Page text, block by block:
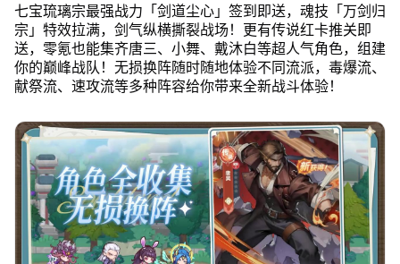
七宝琉璃宗最强战力「剑道尘心」签到即送，魂技「万剑归
宗」特效拉满，剑气纵横撕裂战场！更有传说红卡推关即
送，零氪也能集齐唐三、小舞、戴沐白等超人气角色，组建
你的巅峰战队！无损换阵随时随地体验不同流派，毒爆流、
献祭流、速攻流等多种阵容给你带来全新战斗体验！